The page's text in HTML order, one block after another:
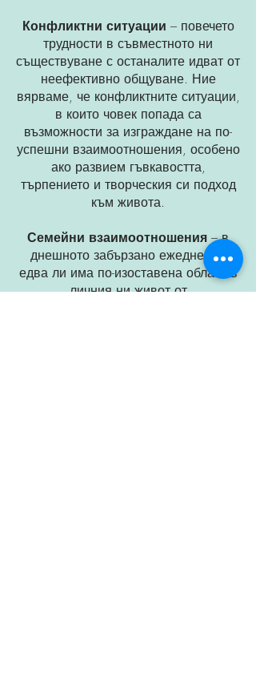
Конфликтни ситуации – повечето
трудности в съвместното ни
съществуване с останалите идват от
неефективно общуване. Ние
вярваме, че конфликтните ситуации,
в които човек попада са
възможности за изграждане на по-
успешни взаимоотношения, особено
ако развием гъвкавостта,
търпението и творческия си подход
към живота.
Семейни взаимоотношения – в
днешното забързано ежедневие
едва ли има по-изоставена област в
личния ни живот от